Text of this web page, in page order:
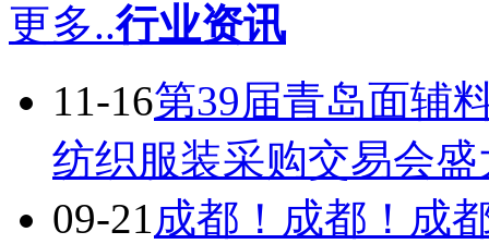
更多..行业资讯
11-16第39届青岛面辅
纺织服装采购交易会
09-21成都！成都！成